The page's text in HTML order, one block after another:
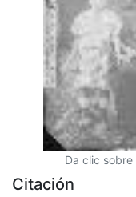
Da clic
Citación